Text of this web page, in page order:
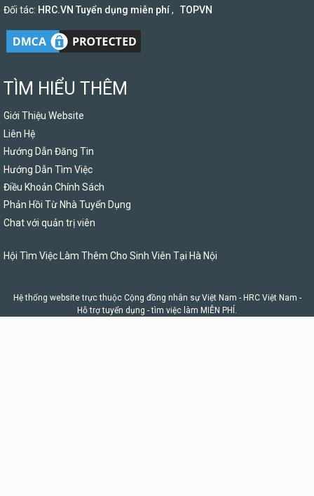
Đối tác: HRC.VN Tuyển dụng miễn phí, TOPVN
TÌM HIỂU THÊM
Giới Thiệu Website
Liên Hệ
Hướng Dẫn Đăng Tin
Hướng Dẫn Tìm Việc
Điều Khoản Chính Sách
Phản Hồi Từ Nhà Tuyển Dụng
Chat với quản trị viên
Hội Tìm Việc Làm Thêm Cho Sinh Viên Tại Hà Nội
Hệ thống website trực thuộc Cộng đồng nhân sự Việt Nam - HRC Việt Nam -
Hỗ trợ tuyển dụng - tìm việc làm MIỄN PHÍ.